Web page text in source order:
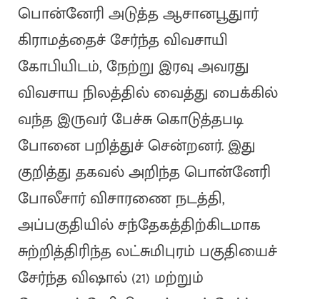
பொன்னேரி அடுத்த ஆசானபூதுார்
கிராமத்தைச் சேர்ந்த விவசாயி
கோபியிடம், நேற்று இரவு அவரது
விவசாய நிலத்தில் வைத்து பைக்கில்
வந்த இருவர் பேச்சு கொடுத்தபடி
போனை பறித்துச் சென்றனர். இது
குறித்து தகவல் அறிந்த பொன்னேரி
போலீசார் விசாரணை நடத்தி,
அப்பகுதியில் சந்தேகத்திற்கிடமாக
சுற்றித்திரிந்த லட்சுமிபுரம் பகுதியைச்
சேர்ந்த விஷால் (21) மற்றும்